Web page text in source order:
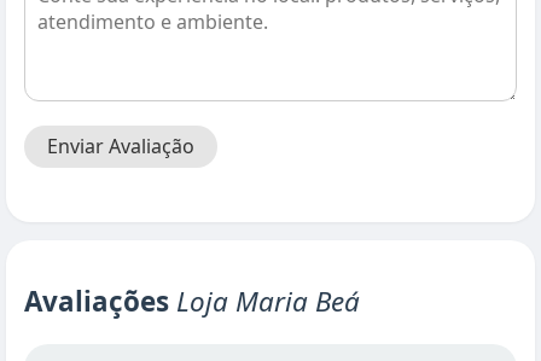
Enviar Avaliação
Avaliações Loja Maria Beá